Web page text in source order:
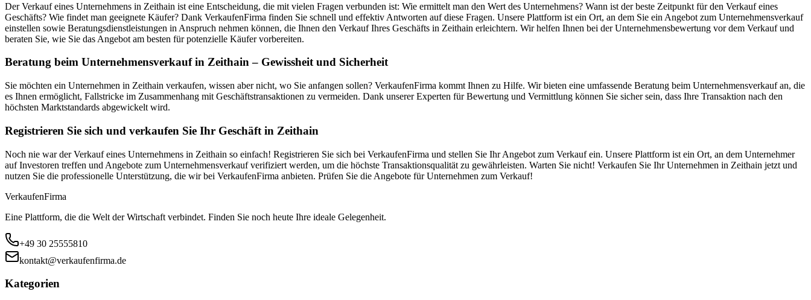
Der Verkauf eines Unternehmens in Zeithain ist eine Entscheidung, die mit vielen Fragen verbunden ist: Wie ermittelt man den Wert des Unternehmens? Wann ist der beste Zeitpunkt für den Verkauf eines
Geschäfts? Wie findet man geeignete Käufer? Dank VerkaufenFirma finden Sie schnell und effektiv Antworten auf diese Fragen. Unsere Plattform ist ein Ort, an dem Sie ein Angebot zum Unternehmensverkauf
einstellen sowie Beratungsdienstleistungen in Anspruch nehmen können, die Ihnen den Verkauf Ihres Geschäfts in Zeithain erleichtern. Wir helfen Ihnen bei der Unternehmensbewertung vor dem Verkauf und
beraten Sie, wie Sie das Angebot am besten für potenzielle Käufer vorbereiten.
Beratung beim Unternehmensverkauf in Zeithain – Gewissheit und Sicherheit
Sie möchten ein Unternehmen in Zeithain verkaufen, wissen aber nicht, wo Sie anfangen sollen? VerkaufenFirma kommt Ihnen zu Hilfe. Wir bieten eine umfassende Beratung beim Unternehmensverkauf an, die
es Ihnen ermöglicht, Fallstricke im Zusammenhang mit Geschäftstransaktionen zu vermeiden. Dank unserer Experten für Bewertung und Vermittlung können Sie sicher sein, dass Ihre Transaktion nach den
höchsten Marktstandards abgewickelt wird.
Registrieren Sie sich und verkaufen Sie Ihr Geschäft in Zeithain
Noch nie war der Verkauf eines Unternehmens in Zeithain so einfach! Registrieren Sie sich bei VerkaufenFirma und stellen Sie Ihr Angebot zum Verkauf ein. Unsere Plattform ist ein Ort, an dem Unternehmer
auf Investoren treffen und Angebote zum Unternehmensverkauf verifiziert werden, um die höchste Transaktionsqualität zu gewährleisten. Warten Sie nicht! Verkaufen Sie Ihr Unternehmen in Zeithain jetzt und
nutzen Sie die professionelle Unterstützung, die wir bei VerkaufenFirma anbieten. Prüfen Sie die Angebote für Unternehmen zum Verkauf!
VerkaufenFirma
Eine Plattform, die die Welt der Wirtschaft verbindet. Finden Sie noch heute Ihre ideale Gelegenheit.
+49 30 25555810
kontakt@verkaufenfirma.de
Kategorien